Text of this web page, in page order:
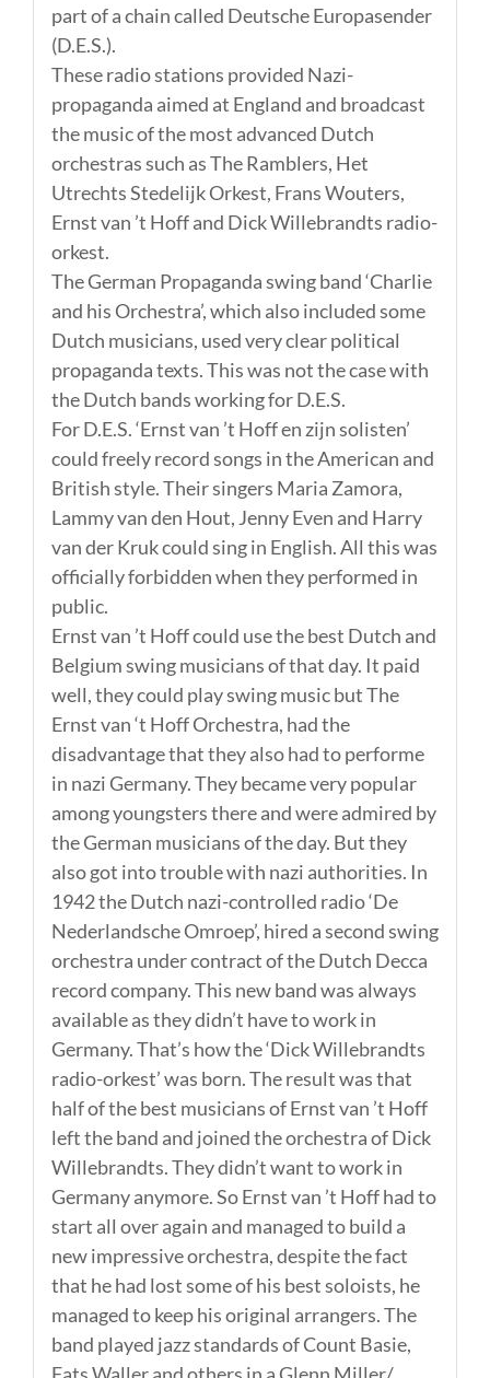
part of a chain called Deutsche Europasender
(D.E.S.).
These radio stations provided Nazi-
propaganda aimed at England and broadcast
the music of the most advanced Dutch
orchestras such as The Ramblers, Het
Utrechts Stedelijk Orkest, Frans Wouters,
Ernst van ’t Hoff and Dick Willebrandts radio-
orkest.
The German Propaganda swing band ‘Charlie
and his Orchestra’, which also included some
Dutch musicians, used very clear political
propaganda texts. This was not the case with
the Dutch bands working for D.E.S.
For D.E.S. ‘Ernst van ’t Hoff en zijn solisten’
could freely record songs in the American and
British style. Their singers Maria Zamora,
Lammy van den Hout, Jenny Even and Harry
van der Kruk could sing in English. All this was
officially forbidden when they performed in
public.
Ernst van ’t Hoff could use the best Dutch and
Belgium swing musicians of that day. It paid
well, they could play swing music but The
Ernst van ‘t Hoff Orchestra, had the
disadvantage that they also had to performe
in nazi Germany. They became very popular
among youngsters there and were admired by
the German musicians of the day. But they
also got into trouble with nazi authorities. In
1942 the Dutch nazi-controlled radio ‘De
Nederlandsche Omroep’, hired a second swing
orchestra under contract of the Dutch Decca
record company. This new band was always
available as they didn’t have to work in
Germany. That’s how the ‘Dick Willebrandts
radio-orkest’ was born. The result was that
half of the best musicians of Ernst van ’t Hoff
left the band and joined the orchestra of Dick
Willebrandts. They didn’t want to work in
Germany anymore. So Ernst van ’t Hoff had to
start all over again and managed to build a
new impressive orchestra, despite the fact
that he had lost some of his best soloists, he
managed to keep his original arrangers. The
band played jazz standards of Count Basie,